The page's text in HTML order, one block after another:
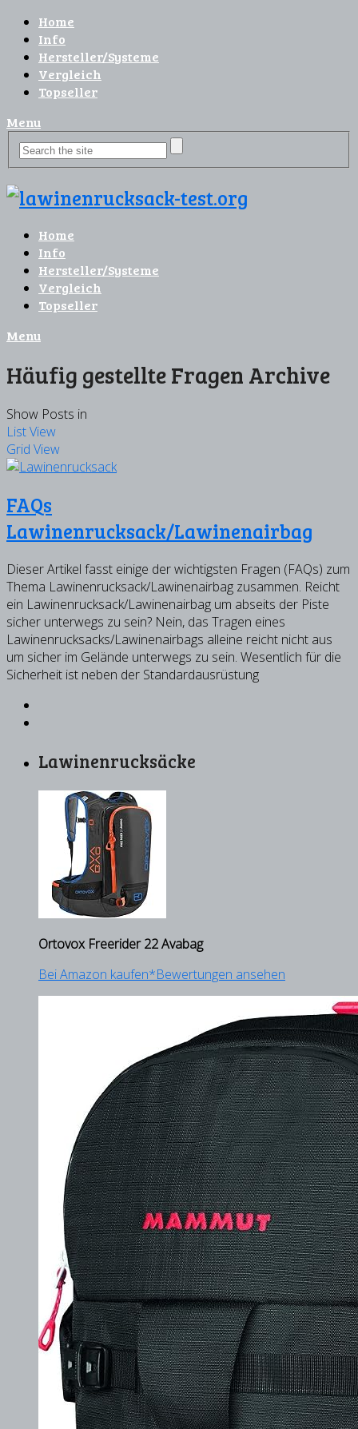
Home
Info
Hersteller/Systeme
Vergleich
Topseller
Menu
Home
Info
Hersteller/Systeme
Vergleich
Topseller
Menu
Häufig gestellte Fragen Archive
Show Posts in
List View
Grid View
FAQs
Lawinenrucksack/Lawinenairbag
Dieser Artikel fasst einige der wichtigsten Fragen (FAQs) zum
Thema Lawinenrucksack/Lawinenairbag zusammen. Reicht
ein Lawinenrucksack/Lawinenairbag um abseits der Piste
sicher unterwegs zu sein? Nein, das Tragen eines
Lawinenrucksacks/Lawinenairbags alleine reicht nicht aus
um sicher im Gelände unterwegs zu sein. Wesentlich für die
Sicherheit ist neben der Standardausrüstung
Lawinenrucksäcke
Ortovox Freerider 22 Avabag
Bei Amazon kaufen*Bewertungen ansehen